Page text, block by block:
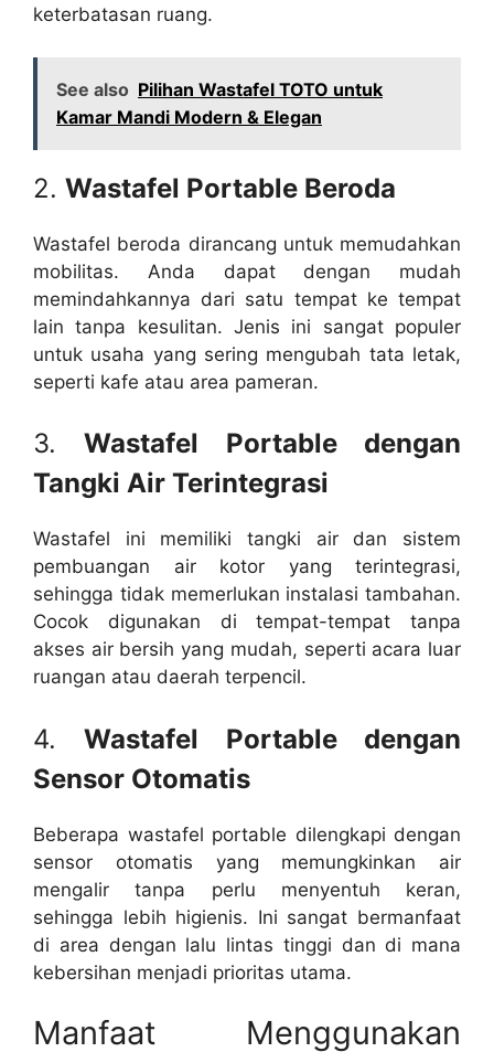
keterbatasan ruang.
See also Pilihan Wastafel TOTO untuk
Kamar Mandi Modern & Elegan
2. Wastafel Portable Beroda
Wastafel beroda dirancang untuk memudahkan
mobilitas. Anda dapat dengan mudah
memindahkannya dari satu tempat ke tempat
lain tanpa kesulitan. Jenis ini sangat populer
untuk usaha yang sering mengubah tata letak,
seperti kafe atau area pameran.
3.Wastafel Portable dengan
Tangki Air Terintegrasi
Wastafel ini memiliki tangki air dan sistem
pembuangan air kotor yang terintegrasi,
sehingga tidak memerlukan instalasi tambahan.
Cocok digunakan di tempat-tempat tanpa
akses air bersih yang mudah, seperti acara luar
ruangan atau daerah terpencil.
4.Wastafel Portable dengan
Sensor Otomatis
Beberapa wastafel portable dilengkapi dengan
sensor otomatis yang memungkinkan air
mengalir tanpa perlu menyentuh keran,
sehingga lebih higienis. Ini sangat bermanfaat
di area dengan lalu lintas tinggi dan di mana
kebersihan menjadi prioritas utama.
Manfaat Menggunakan